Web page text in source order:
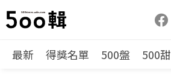
最新 得獎名單 500盤 500甜